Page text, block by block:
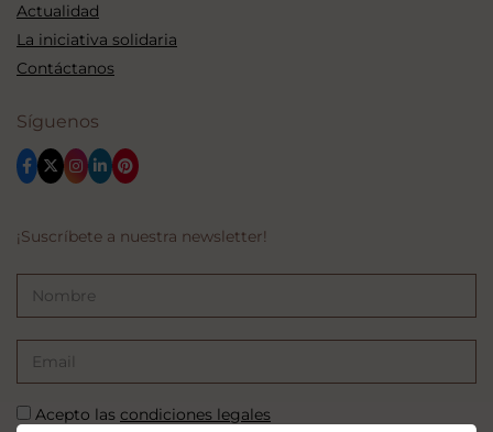
Actualidad
La iniciativa solidaria
Contáctanos
Síguenos
¡Suscríbete a nuestra newsletter!
Acepto las condiciones legales